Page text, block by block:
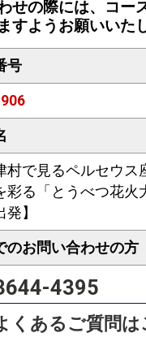
せの際には、コー
すようお願いいた
号
村で見るペルセウス
彩る「とうべつ花火
】
のお問い合わせの方
4395
くあるご質問は